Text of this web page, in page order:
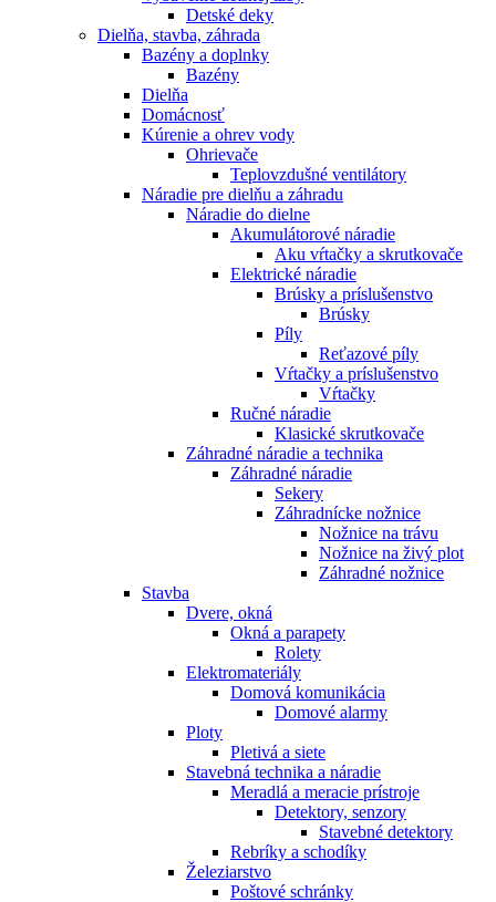
Detské deky
Dielňa, stavba, záhrada
Bazény a doplnky
Bazény
Dielňa
Domácnosť
Kúrenie a ohrev vody
Ohrievače
Teplovzdušné ventilátory
Náradie pre dielňu a záhradu
Náradie do dielne
Akumulátorové náradie
Aku vŕtačky a skrutkovače
Elektrické náradie
Brúsky a príslušenstvo
Brúsky
Píly
Reťazové píly
Vŕtačky a príslušenstvo
Vŕtačky
Ručné náradie
Klasické skrutkovače
Záhradné náradie a technika
Záhradné náradie
Sekery
Záhradnícke nožnice
Nožnice na trávu
Nožnice na živý plot
Záhradné nožnice
Stavba
Dvere, okná
Okná a parapety
Rolety
Elektromateriály
Domová komunikácia
Domové alarmy
Ploty
Pletivá a siete
Stavebná technika a náradie
Meradlá a meracie prístroje
Detektory, senzory
Stavebné detektory
Rebríky a schodíky
Železiarstvo
Poštové schránky